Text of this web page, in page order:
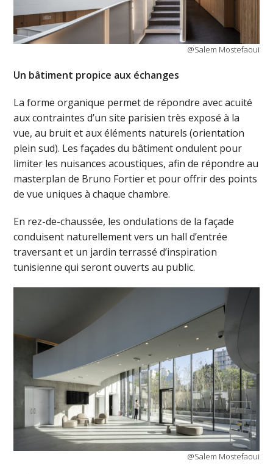
@Salem Mostefaoui
Un bâtiment propice aux échanges
La forme organique permet de répondre avec acuité
aux contraintes d’un site parisien très exposé à la
vue, au bruit et aux éléments naturels (orientation
plein sud). Les façades du bâtiment ondulent pour
limiter les nuisances acoustiques, afin de répondre au
masterplan de Bruno Fortier et pour offrir des points
de vue uniques à chaque chambre.
En rez-de-chaussée, les ondulations de la façade
conduisent naturellement vers un hall d’entrée
traversant et un jardin terrassé d’inspiration
tunisienne qui seront ouverts au public.
@Salem Mostefaoui